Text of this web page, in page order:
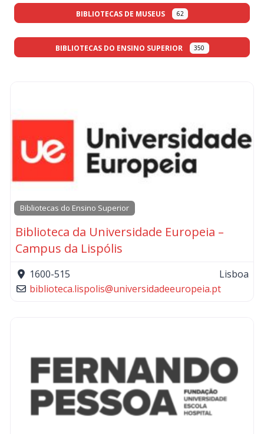
BIBLIOTECAS DE MUSEUS 62
BIBLIOTECAS DO ENSINO SUPERIOR 350
Bibliotecas do Ensino Superior
Biblioteca da Universidade Europeia –
Campus da Lispólis
1600-515
Lisboa
biblioteca.lispolis@universidadeeuropeia.pt